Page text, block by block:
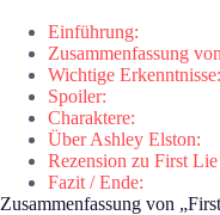
Einführung:
Zusammenfassung
Wichtige Erkenntnisse:
Spoiler:
Charaktere:
Über Ashley Elston:
Rezension zu First
Fazit / Ende:
Zusammenfassung von